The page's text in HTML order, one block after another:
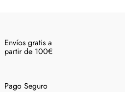
Envíos gratis a
partir de 100€
Pago Seguro